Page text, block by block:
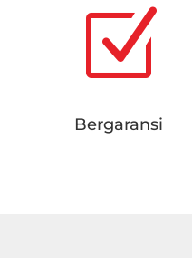
Z
Bergaransi